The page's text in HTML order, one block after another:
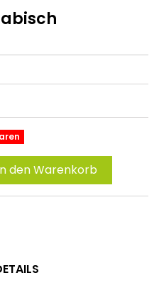
den Warenkorb